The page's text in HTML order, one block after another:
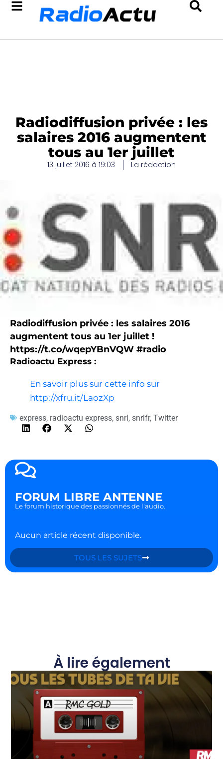
Radiodiffusion privée : les
salaires 2016 augmentent
tous au 1er juillet
13 juillet 2016 à 19:03 La rédaction
Radiodiffusion privée : les salaires 2016
augmentent tous au 1er juillet !
https://t.co/wqepYBnVQW #radio
Radioactu Express :
En savoir plus sur cette info sur
http://xfru.it/LaozXp
express, radioactu express, snrl, snrlfr, Twitter
FORUM LIBRE ANTENNE
Le forum historique des passionnés de l'audio.
Aucun article récent disponible.
TOUS LES SUJETS
À lire également